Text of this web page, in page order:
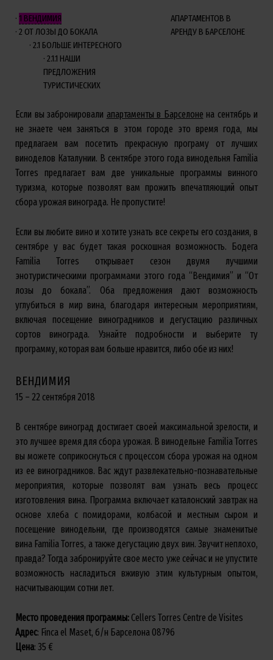
1 ВЕНДИМИЯ
2 ОТ ЛОЗЫ ДО БОКАЛА
2.1 БОЛЬШЕ ИНТЕРЕСНОГО
2.1.1 НАШИ
ПРЕДЛОЖЕНИЯ
ТУРИСТИЧЕСКИХ
АПАРТАМЕНТОВ В
АРЕНДУ В БАРСЕЛОНЕ
Если вы забронировали апартаменты в Барселоне на сентябрь и
не знаете чем заняться в этом городе это время года, мы
предлагаем вам посетить прекрасную програму от лучших
виноделов Каталунии. В сентябре этого года винодельня Familia
Torres предлагает вам две уникальные программы винного
туризма, которые позволят вам прожить впечатляющий опыт
сбора урожая винограда. Не пропустите!
Если вы любите вино и хотите узнать все секреты его создания, в
сентябре у вас будет такая роскошная возможность. Бодега
Familia Torres открывает сезон двумя лучшими
энотуристическими программами этого года “Вендимия” и “От
лозы до бокала”. Оба предложения дают возможность
углубиться в мир вина, благодаря интересным мероприятиям,
включая посещение виноградников и дегустацию различных
сортов винограда. Узнайте подробности и выберите ту
программу, которая вам больше нравится, либо обе из них!
ВЕНДИМИЯ
15 – 22 сентября 2018
В сентябре виноград достигает своей максимальной зрелости, и
это лучшее время для сбора урожая. В винодельне Familia Torres
вы можете соприкоснуться с процессом сбора урожая на одном
из ее виноградников. Вас ждут развлекательно-познавательные
мероприятия, которые позволят вам узнать весь процесс
изготовления вина. Программа включает каталонский завтрак на
основе хлеба с помидорами, колбасой и местным сыром и
посещение винодельни, где производятся самые знаменитые
вина Familia Torres, а также дегустацию двух вин. Звучит неплохо,
правда? Тогда забронируйте свое место уже сейчас и не упустите
возможность насладиться вживую этим культурным опытом,
насчитывающим сотни лет.
Место проведения программы: Cellers Torres Centre de Visites
Адрес: Finca el Maset, б/н Барселона 08796
Цена: 35 €